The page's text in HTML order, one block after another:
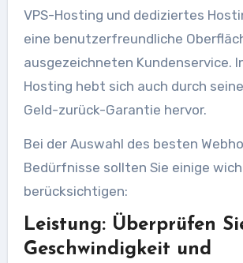
VPS-Hosting und dediziertes
eine benutzerfreundliche
ausgezeichneten Kundenservice.
Hosting hebt sich auch durch
Geld-zurück-Garantie hervor.
Bei der Auswahl des besten
Bedürfnisse sollten Sie einige
berücksichtigen:
Leistung: Überprüfen
Geschwindigkeit und